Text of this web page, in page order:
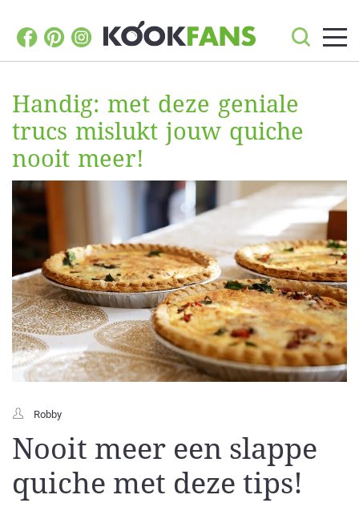
Handig: met deze geniale
trucs mislukt jouw quiche
nooit meer!
Robby
Nooit meer een slappe
quiche met deze tips!